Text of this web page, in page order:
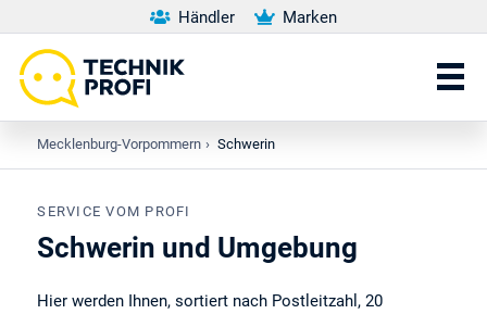
Händler Marken
Mecklenburg-Vorpommern › Schwerin
SERVICE VOM PROFI
Schwerin und Umgebung
Hier werden Ihnen, sortiert nach Postleitzahl, 20